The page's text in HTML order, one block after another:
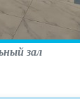
зал